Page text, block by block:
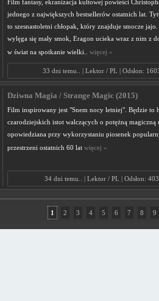
Film fantasy, ekranizacja kultowej powieści
jednego z największych bestsellerów ostatnich lat.
to szesnastoletni chłopak, który znajduje smocze
wylęga się mały smok, Eragon ucieka wraz z nim z
w świat na spotkanie wielki.. więcej »
33 dni temu.. | Lektor / PL | Odsłon:
Dziwna Magia / Strange Magic (2015)
Film inspirowany jest "Snem nocy letniej". Będzie to
czarodziejskich istot walczących o potężną magiczną
opowiedziana przy wykorzystaniu piosenek
przestrzeni ostatnich 60 lat więcej »
34 dni temu.. | Lektor / PL | Odsłon:
1 2 3 4 5 6 7 8 9